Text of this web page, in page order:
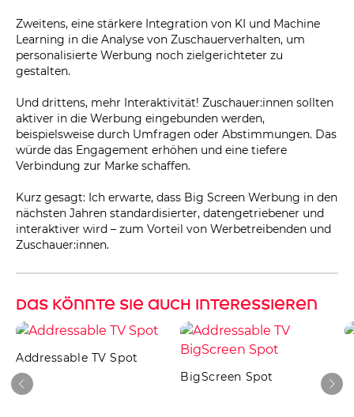
Zweitens, eine stärkere Integration von KI und Machine
Learning in die Analyse von Zuschauerverhalten, um
personalisierte Werbung noch zielgerichteter zu
gestalten.
Und drittens, mehr Interaktivität! Zuschauer:innen sollten
aktiver in die Werbung eingebunden werden,
beispielsweise durch Umfragen oder Abstimmungen. Das
würde das Engagement erhöhen und eine tiefere
Verbindung zur Marke schaffen.
Kurz gesagt: Ich erwarte, dass Big Screen Werbung in den
nächsten Jahren standardisierter, datengetriebener und
interaktiver wird – zum Vorteil von Werbetreibenden und
Zuschauer:innen.
Das könnte sie auch interessieren
Addressable TV Spot
BigScreen Spot